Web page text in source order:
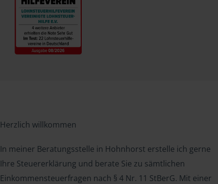
Herzlich willkommen
In meiner Beratungsstelle in Hohnhorst erstelle ich gerne
Ihre Steuererklärung und berate Sie zu sämtlichen
Einkommensteuerfragen nach § 4 Nr. 11 StBerG. Mit einer